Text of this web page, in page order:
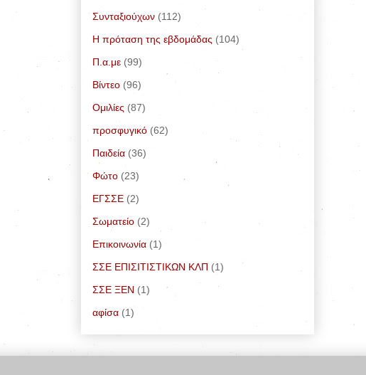
Συνταξιούχων (112)
Η πρόταση της εβδομάδας (104)
Π.α.με (99)
Bίντεο (96)
Ομιλίες (87)
προσφυγικό (62)
Παιδεία (36)
Φώτο (23)
ΕΓΣΣΕ (2)
Σωματείο (2)
Επικοινωνία (1)
ΣΣΕ ΕΠΙΣΙΤΙΣΤΙΚΩΝ ΚΛΠ (1)
ΣΣΕ ΞΕΝ (1)
αφίσα (1)